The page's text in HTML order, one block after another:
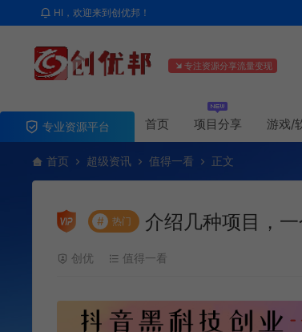
HI，欢迎来到创优邦！
专注资源分享流量变现
专业资源平台 首页 项目分享 游戏/
首页 超级资讯 值得一看 正文
# 热门 介绍几种项目，
创优 值得一看